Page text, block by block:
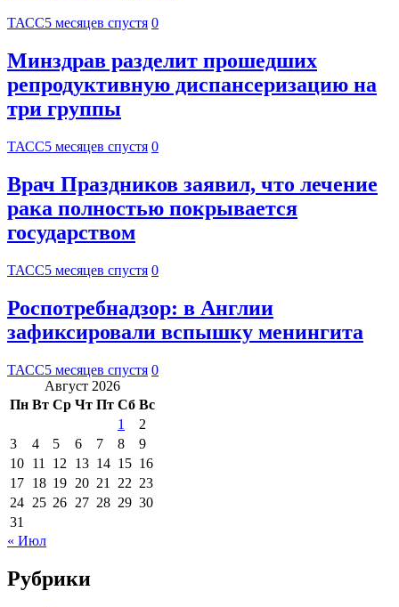
ТАСС5 месяцев спустя 0
Минздрав разделит прошедших
репродуктивную диспансеризацию на
три группы
ТАСС5 месяцев спустя 0
Врач Праздников заявил, что лечение
рака полностью покрывается
государством
ТАСС5 месяцев спустя 0
Роспотребнадзор: в Англии
зафиксировали вспышку менингита
ТАСС5 месяцев спустя 0
Август 2026
Пн Вт Ср Чт Пт Сб Вс
1
2
3
4 5 6 7 8
9
10 11 12 13 14 15 16
17 18 19 20 21 22 23
24 25 26 27 28 29 30
31
« Июл
Рубрики